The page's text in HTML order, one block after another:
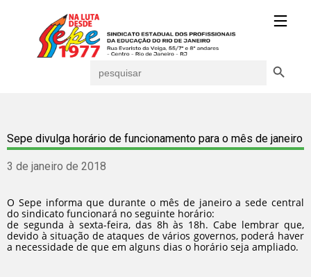
for:
Sepe divulga horário de funcionamento para o mês de janeiro
3 de janeiro de 2018
O Sepe informa que durante o mês de janeiro a sede central
do sindicato funcionará no seguinte horário:
de segunda à sexta-feira, das 8h às 18h. Cabe lembrar que,
devido à situação de ataques de vários governos, poderá haver
a necessidade de que em alguns dias o horário seja ampliado.